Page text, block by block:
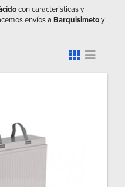
con características y
envíos a Barquisimetoy